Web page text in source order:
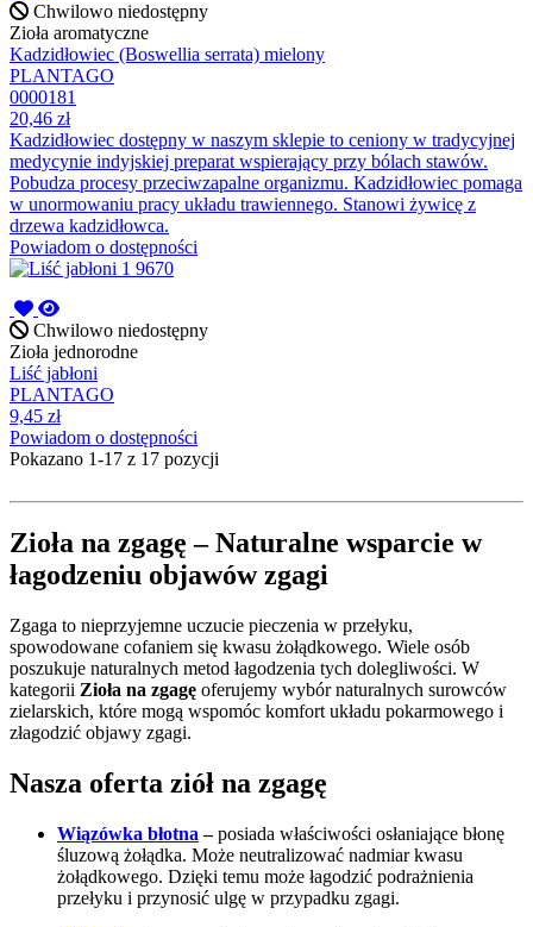
Chwilowo niedostępny
Zioła aromatyczne
Kadzidłowiec (Boswellia serrata) mielony
PLANTAGO
0000181
20,46 zł
Kadzidłowiec dostępny w naszym sklepie to ceniony w tradycyjnej
medycynie indyjskiej preparat wspierający przy bólach stawów.
Pobudza procesy przeciwzapalne organizmu. Kadzidłowiec pomaga
w unormowaniu pracy układu trawiennego. Stanowi żywicę z
drzewa kadzidłowca.
Powiadom o dostępności
Chwilowo niedostępny
Zioła jednorodne
Liść jabłoni
PLANTAGO
9,45 zł
Powiadom o dostępności
Pokazano 1-17 z 17 pozycji
Zioła na zgagę – Naturalne wsparcie w
łagodzeniu objawów zgagi
Zgaga to nieprzyjemne uczucie pieczenia w przełyku,
spowodowane cofaniem się kwasu żołądkowego. Wiele osób
poszukuje naturalnych metod łagodzenia tych dolegliwości. W
kategorii Zioła na zgagę oferujemy wybór naturalnych surowców
zielarskich, które mogą wspomóc komfort układu pokarmowego i
złagodzić objawy zgagi.
Nasza oferta ziół na zgagę
Wiązówka błotna –posiada właściwości osłaniające błonę
śluzową żołądka. Może neutralizować nadmiar kwasu
żołądkowego. Dzięki temu może łagodzić podrażnienia
przełyku i przynosić ulgę w przypadku zgagi.